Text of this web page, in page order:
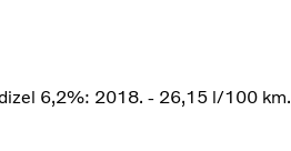
6,2%: 2018. - 26,15 l/100 km.